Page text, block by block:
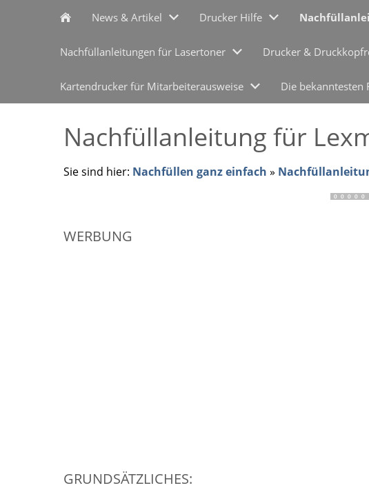
News & Artikel Drucker Hilfe
Nachfüllanleitungen für Lasertoner Drucker &
Kartendrucker für Mitarbeiterausweise Die bekanntesten
Nachfüllanleitung für
Sie sind hier: Nachfüllen ganz einfach »
WERBUNG
GRUNDSÄTZLICHES: